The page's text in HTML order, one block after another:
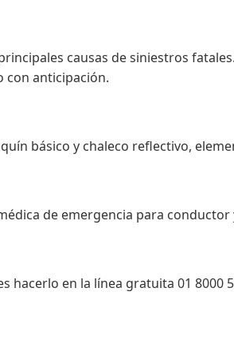
causas de siniestros
con anticipación.
básico y chaleco reflectivo,
de emergencia para conductor
hacerlo en la línea gratuita 01 8000